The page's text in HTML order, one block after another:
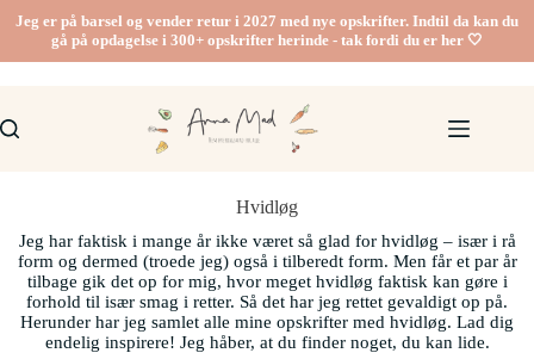
Jeg er på barsel og vender retur i 2027 med nye opskrifter. Indtil da kan du
gå på opdagelse i 300+ opskrifter herinde - tak fordi du er her 🤍
Hvidløg
Jeg har faktisk i mange år ikke været så glad for hvidløg – især i rå
form og dermed (troede jeg) også i tilberedt form. Men får et par år
tilbage gik det op for mig, hvor meget hvidløg faktisk kan gøre i
forhold til især smag i retter. Så det har jeg rettet gevaldigt op på.
Herunder har jeg samlet alle mine opskrifter med hvidløg. Lad dig
endelig inspirere! Jeg håber, at du finder noget, du kan lide.